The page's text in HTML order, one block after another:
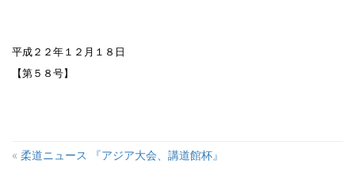
平成２２年１２月１８日
【第５８号】
« 柔道ニュース 『アジア大会、講道館杯』